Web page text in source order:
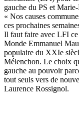
gauche du PS et
« Nos causes
ces prochaines
Il faut faire avec LFI ce
Monde Emmanuel
populaire du XXIe
Mélenchon. Le choix
gauche au pouvoir
tout seuls vers de
Laurence Rossignol.